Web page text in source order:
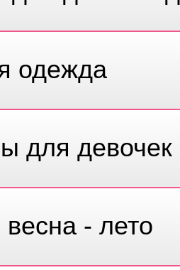
одежда
для девочек
- лето